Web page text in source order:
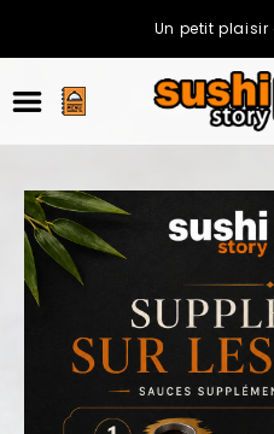
Un petit plaisir
ACCUEIL
LA CARTE